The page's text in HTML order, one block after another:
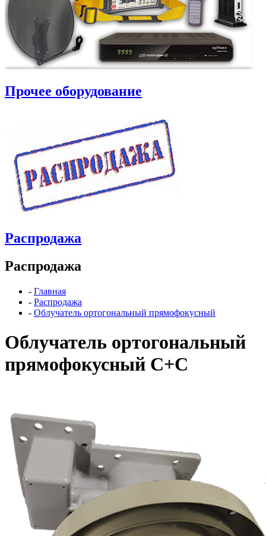
Прочее оборудование
Распродажа
Распродажа
- Главная
- Распродажа
- Облучатель ортогональный прямофокусный
Облучатель ортогональный
прямофокусный С+С